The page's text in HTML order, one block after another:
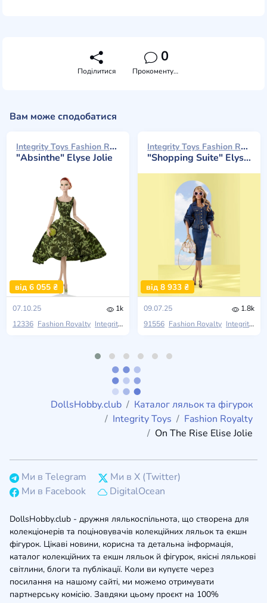
Поділитися
0
Прокоментувати
Вам може сподобатися
Integrity Toys Fashion Royalty 2025
"Absinthe" Elyse Jolie
від 6 055 ₴
07.10.25
1k
12336 Fashion Royalty Integrity Toys The Jason Wu Collection
Integrity Toys Fashion Royalty 2025
"Shopping Suite" Elyse Jolie
від 8 933 ₴
09.07.25
1.8k
91556 Fashion Royalty Integrity Toys
DollsHobby.club
Каталог ляльок та фігурок
Integrity Toys
Fashion Royalty
On The Rise Elise Jolie
Ми в Telegram
Ми в X (Twitter)
Ми в Facebook
DigitalOcean
DollsHobby.club - дружня лялькоспільнота, що створена для
колекціонерів та поціновувачів колекційних ляльок та екшн
фігурок. Цікаві новини, корисна та детальна інформація,
каталог колекційних та екшн ляльок й фігурок, якісні лялькові
світлини, блоги та публікації. Коли ви купуєте через
посилання на нашому сайті, ми можемо отримувати
партнерську комісію. Завдяки цьому проєкт на 100%